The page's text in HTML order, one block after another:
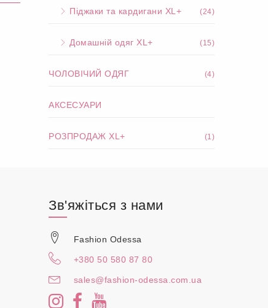
Піджаки та кардигани XL+ (24)
Домашній одяг XL+ (15)
ЧОЛОВІЧИЙ ОДЯГ (4)
АКСЕСУАРИ
РОЗПРОДАЖ XL+ (1)
Зв'яжіться з нами
Fashion Odessa
+380 50 580 87 80
sales@fashion-odessa.com.ua